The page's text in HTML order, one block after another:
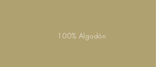
100% Algodón